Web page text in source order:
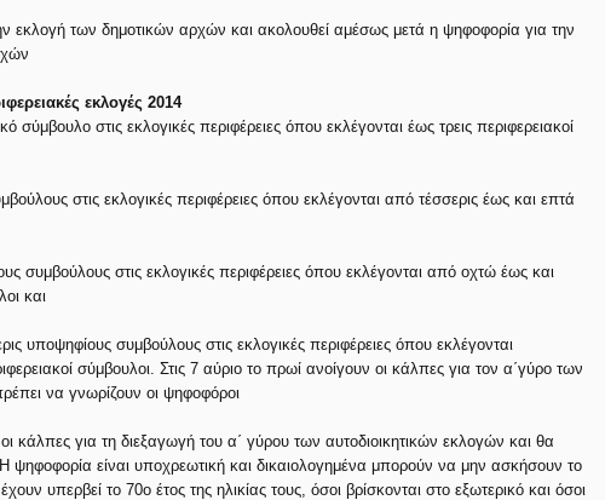
εκλογή των δημοτικών αρχών και ακολουθεί αμέσως μετά η ψηφοφορία για την
εκλογές 2014
σύμβουλο στις εκλογικές περιφέρειες όπου εκλέγονται έως τρεις περιφερειακοί
στις εκλογικές περιφέρειες όπου εκλέγονται από τέσσερις έως και επτά
συμβούλους στις εκλογικές περιφέρειες όπου εκλέγονται από οχτώ έως και
και
υποψηφίους συμβούλους στις εκλογικές περιφέρειες όπου εκλέγονται
σύμβουλοι. Στις 7 αύριο το πρωί ανοίγουν οι κάλπες για τον α΄γύρο των
να γνωρίζουν οι ψηφοφόροι
κάλπες για τη διεξαγωγή του α΄ γύρου των αυτοδιοικητικών εκλογών και θα
ψηφοφορία είναι υποχρεωτική και δικαιολογημένα μπορούν να μην ασκήσουν το
υπερβεί το 70ο έτος της ηλικίας τους, όσοι βρίσκονται στο εξωτερικό και όσοι